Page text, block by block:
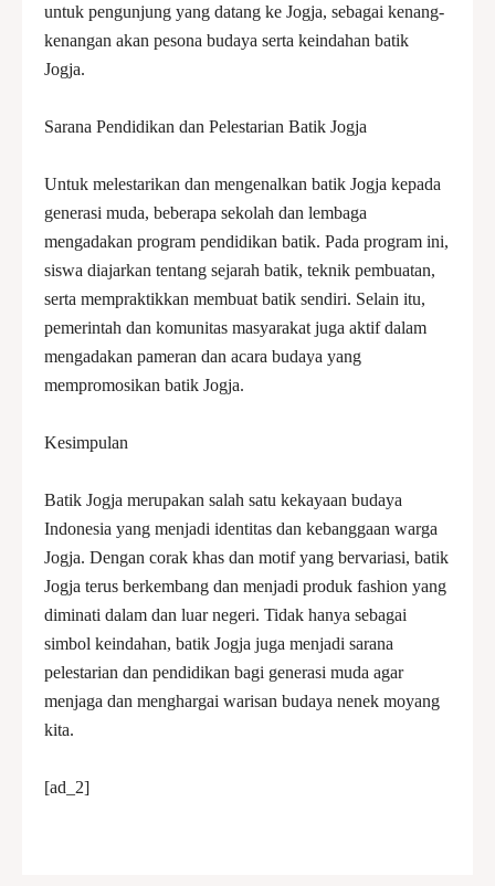
untuk pengunjung yang datang ke Jogja, sebagai kenang-
kenangan akan pesona budaya serta keindahan batik
Jogja.
Sarana Pendidikan dan Pelestarian Batik Jogja
Untuk melestarikan dan mengenalkan batik Jogja kepada
generasi muda, beberapa sekolah dan lembaga
mengadakan program pendidikan batik. Pada program ini,
siswa diajarkan tentang sejarah batik, teknik pembuatan,
serta mempraktikkan membuat batik sendiri. Selain itu,
pemerintah dan komunitas masyarakat juga aktif dalam
mengadakan pameran dan acara budaya yang
mempromosikan batik Jogja.
Kesimpulan
Batik Jogja merupakan salah satu kekayaan budaya
Indonesia yang menjadi identitas dan kebanggaan warga
Jogja. Dengan corak khas dan motif yang bervariasi, batik
Jogja terus berkembang dan menjadi produk fashion yang
diminati dalam dan luar negeri. Tidak hanya sebagai
simbol keindahan, batik Jogja juga menjadi sarana
pelestarian dan pendidikan bagi generasi muda agar
menjaga dan menghargai warisan budaya nenek moyang
kita.
[ad_2]